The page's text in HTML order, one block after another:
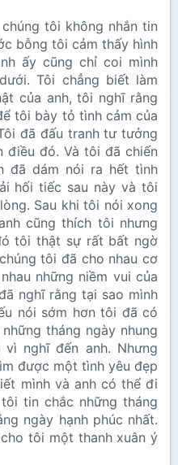
tôi không nhắn tin
bỗng tôi cảm thấy hình
ấy cũng chỉ coi mình
Tôi chẳng biết làm
của anh, tôi nghĩ rằng
tôi bày tỏ tình cảm của
đã đấu tranh tư tưởng
điều đó. Và tôi đã chiến
đã dám nói ra hết tình
hối tiếc sau này và tôi
Sau khi tôi nói xong
cũng thích tôi nhưng
tôi thật sự rất bất ngờ
tôi đã cho nhau cơ
những niềm vui của
nghĩ rằng tại sao mình
nói sớm hơn tôi đã có
tháng ngày nhung
nghĩ đến anh. Nhưng
được một tình yêu đẹp
mình và anh có thể đi
tin chắc những tháng
ngày hạnh phúc nhất.
tôi một thanh xuân ý